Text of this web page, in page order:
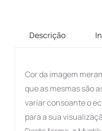
Descrição
Cor da imagem
que as mesmas são
variar consoante o
para a sua